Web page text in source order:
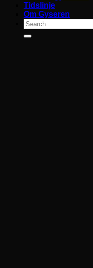
Tidslinje
Om Gyseren